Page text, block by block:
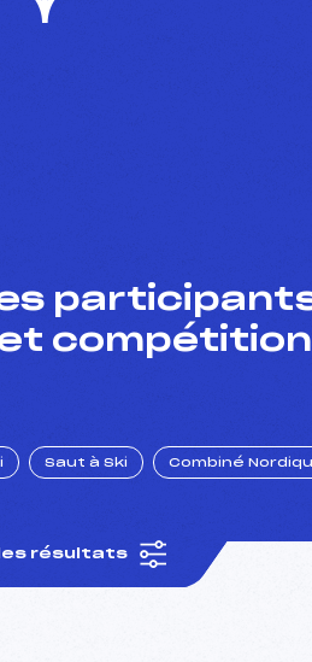
participants
Saut à Ski Combiné
résultats